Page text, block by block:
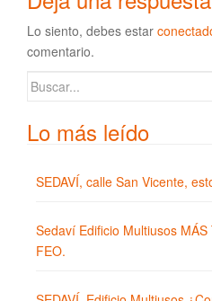
Lo siento, debes estar
comentario.
Buscar:
Lo más leído
SEDAVÍ, calle San Vicente,
Sedaví Edificio Multiusos
FEO.